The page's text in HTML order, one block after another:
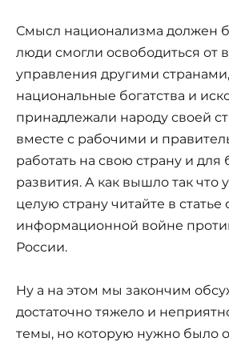
Смысл национализма должен
люди смогли освободиться от
управления другими
национальные богатства и
принадлежали народу своей
вместе с рабочими и
работать на свою страну и для
развития. А как вышло так что
целую страну читайте в статье
информационной войне
России.
Ну а на этом мы закончим
достаточно тяжело и
темы, но которую нужно было